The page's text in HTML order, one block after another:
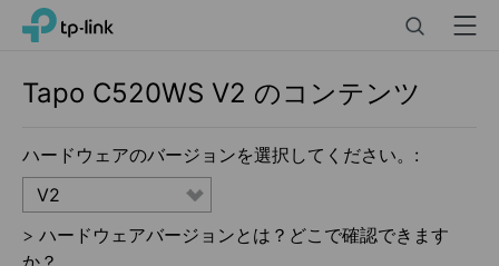
Click
navigation
TP-Link, Reliably Smart Menu
Tapo C520WS V2 のコンテンツ
ハードウェアのバージョンを選択してください。:
V2
> ハードウェアバージョンとは？どこで確認できます
か？